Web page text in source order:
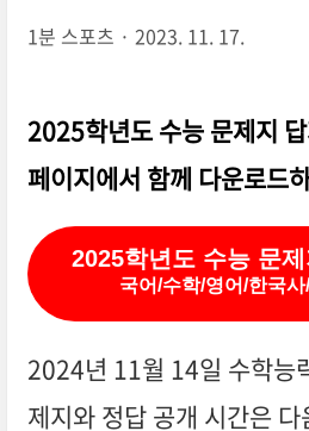
1분 스포츠 2023. 11. 17.
2025학년도 수능 문제지
페이지에서 함께 다운로드
2025학년도 수능 문
국어/수학/영어/한국
2024년 11월 14일 수학능
제지와 정답 공개 시간은